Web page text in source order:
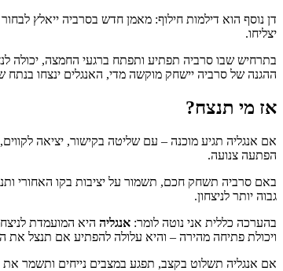
דן נוסף הוא דילמות חילוף: מאמן חדש בסרביה ייאלץ
יצליחו.
בתרחיש שבו סרביה תפתיע ותפתח ברגעי החמצה, יכולה
ההגנה של סרביה יישחק מוקשה מדי, האנגלים ינצחו בנתח שנתי ולא
אז מי תנצח?
אם אנגליה תגיע מוכנה – עם שליטה בקישור, יציאה
הפתעה צנועה.
באם סרביה תשחק חכם, תשמור על יציבות בקו האחורי
גבוה יותר לניצחון.
בהערכה כללית אני נוטה לומר: אנגליה היא המועמדת
ויכולת פתיחה מהירה – והיא עלולה להפתיע אם תנצל את
אם אנגליה תשלוט בקצב, תפגע במצבים נייחים ותשמר